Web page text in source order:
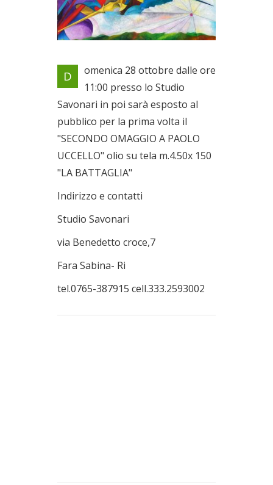
Locandina evento
Il 28/10/2012
D
omenica 28 ottobre dalle ore
11:00 presso lo Studio
Savonari in poi sarà esposto al
pubblico per la prima volta il
"SECONDO OMAGGIO A PAOLO
UCCELLO" olio su tela m.4.50x 150
"LA BATTAGLIA"
Indirizzo e contatti
Studio Savonari
via Benedetto croce,7
Fara Sabina- Ri
tel.0765-387915 cell.333.2593002